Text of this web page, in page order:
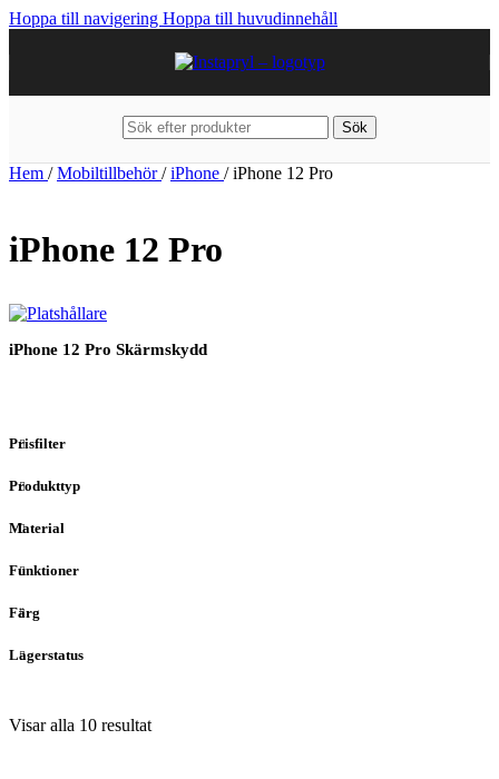
Hoppa till navigering Hoppa till huvudinnehåll
Sök
Hem / Mobiltillbehör/ iPhone / iPhone 12 Pro
iPhone 12 Pro
iPhone 12 Pro Skärmskydd
Prisfilter
Produkttyp
Material
Funktioner
Färg
Lagerstatus
Visar alla 10 resultat